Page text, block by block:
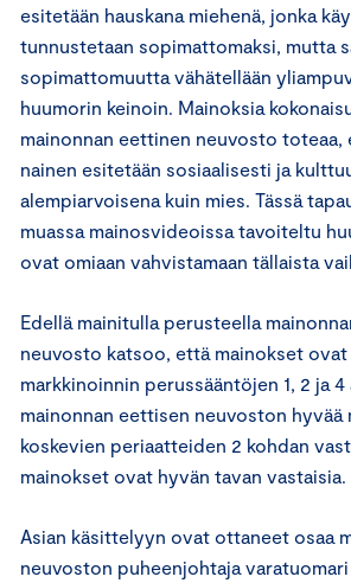
esitetään hauskana miehenä, jonka
tunnustetaan sopimattomaksi, mutta
sopimattomuutta vähätellään
huumorin keinoin. Mainoksia
mainonnan eettinen neuvosto toteaa,
nainen esitetään sosiaalisesti ja
alempiarvoisena kuin mies. Tässä
muassa mainosvideoissa tavoiteltu
ovat omiaan vahvistamaan tällaista
Edellä mainitulla perusteella
neuvosto katsoo, että mainokset ovat
markkinoinnin perussääntöjen 1, 2 ja
mainonnan eettisen neuvoston hyvää
koskevien periaatteiden 2 kohdan
mainokset ovat hyvän tavan vastaisia.
Asian käsittelyyn ovat ottaneet osaa
neuvoston puheenjohtaja varatuomari